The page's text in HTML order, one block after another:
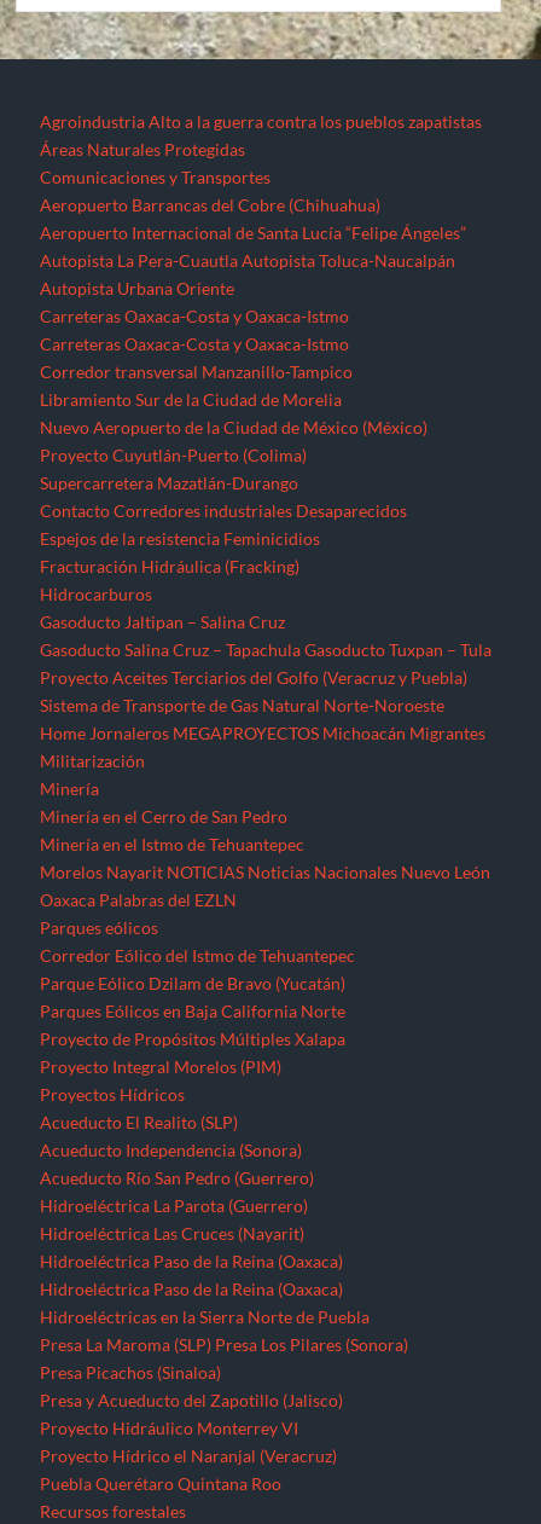
Agroindustria Alto a la guerra contra los pueblos zapatistas
Áreas Naturales Protegidas
Comunicaciones y Transportes
Aeropuerto Barrancas del Cobre (Chihuahua)
Aeropuerto Internacional de Santa Lucía “Felipe Ángeles”
Autopista La Pera-Cuautla Autopista Toluca-Naucalpán
Autopista Urbana Oriente
Carreteras Oaxaca-Costa y Oaxaca-Istmo
Carreteras Oaxaca-Costa y Oaxaca-Istmo
Corredor transversal Manzanillo-Tampico
Libramiento Sur de la Ciudad de Morelia
Nuevo Aeropuerto de la Ciudad de México (México)
Proyecto Cuyutlán-Puerto (Colima)
Supercarretera Mazatlán-Durango
Contacto Corredores industriales Desaparecidos
Espejos de la resistencia Feminicidios
Fracturación Hidráulica (Fracking)
Hidrocarburos
Gasoducto Jaltipan – Salina Cruz
Gasoducto Salina Cruz – Tapachula Gasoducto Tuxpan – Tula
Proyecto Aceites Terciarios del Golfo (Veracruz y Puebla)
Sistema de Transporte de Gas Natural Norte-Noroeste
Home Jornaleros MEGAPROYECTOS Michoacán Migrantes
Militarización
Minería
Minería en el Cerro de San Pedro
Minería en el Istmo de Tehuantepec
Morelos Nayarit NOTICIAS Noticias Nacionales Nuevo León
Oaxaca Palabras del EZLN
Parques eólicos
Corredor Eólico del Istmo de Tehuantepec
Parque Eólico Dzilam de Bravo (Yucatán)
Parques Eólicos en Baja California Norte
Proyecto de Propósitos Múltiples Xalapa
Proyecto Integral Morelos (PIM)
Proyectos Hídricos
Acueducto El Realito (SLP)
Acueducto Independencia (Sonora)
Acueducto Río San Pedro (Guerrero)
Hidroeléctrica La Parota (Guerrero)
Hidroeléctrica Las Cruces (Nayarit)
Hidroeléctrica Paso de la Reina (Oaxaca)
Hidroeléctrica Paso de la Reina (Oaxaca)
Hidroeléctricas en la Sierra Norte de Puebla
Presa La Maroma (SLP) Presa Los Pilares (Sonora)
Presa Picachos (Sinaloa)
Presa y Acueducto del Zapotillo (Jalisco)
Proyecto Hidráulico Monterrey VI
Proyecto Hídrico el Naranjal (Veracruz)
Puebla Querétaro Quintana Roo
Recursos forestales